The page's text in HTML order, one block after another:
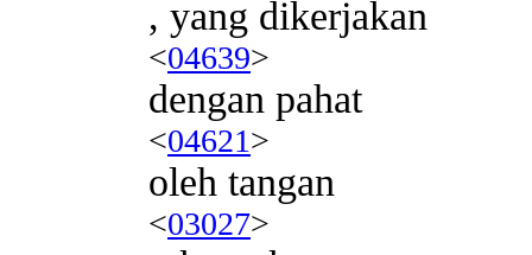
, yang dikerjakan
<04639>
dengan pahat
<04621>
oleh tangan
<03027>